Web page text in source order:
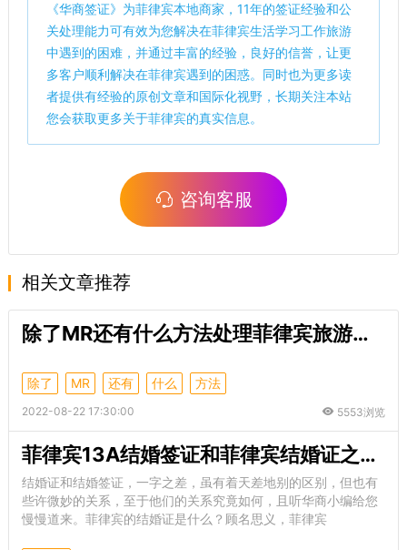
《华商签证》为菲律宾本地商家，11年的签证经验和公
关处理能力可有效为您解决在菲律宾生活学习工作旅游
中遇到的困难，并通过丰富的经验，良好的信誉，让更
多客户顺利解决在菲律宾遇到的困惑。同时也为更多读
者提供有经验的原创文章和国际化视野，长期关注本站
您会获取更多关于菲律宾的真实信息。
咨询客服
相关文章推荐
除了MR还有什么方法处理菲律宾旅游签过期问题吗？
除了 MR 还有 什么 方法
2022-08-22 17:30:00 5553浏览
菲律宾13A结婚签证和菲律宾结婚证之间有什么关系？
结婚证和结婚签证，一字之差，虽有着天差地别的区别，但也有
些许微妙的关系，至于他们的关系究竟如何，且听华商小编给您
慢慢道来。菲律宾的结婚证是什么？顾名思义，菲律宾